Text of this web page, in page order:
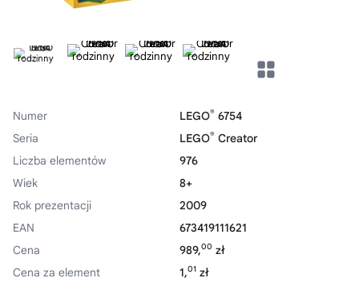
Numer LEGO® 6754
Seria
LEGO® Creator
Liczba elementów
976
Wiek
8+
Rok prezentacji
2009
EAN
673419111621
Cena
989,00 zł
Cena za element
1,01 zł